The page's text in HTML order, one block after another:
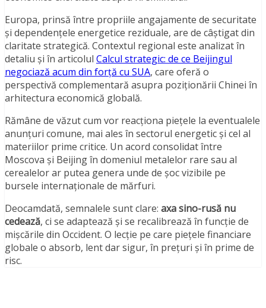
Europa, prinsă între propriile angajamente de securitate
și dependențele energetice reziduale, are de câștigat din
claritate strategică. Contextul regional este analizat în
detaliu și în articolul Calcul strategic: de ce Beijingul
negociază acum din forță cu SUA, care oferă o
perspectivă complementară asupra poziționării Chinei în
arhitectura economică globală.
Rămâne de văzut cum vor reacționa piețele la eventualele
anunțuri comune, mai ales în sectorul energetic și cel al
materiilor prime critice. Un acord consolidat între
Moscova și Beijing în domeniul metalelor rare sau al
cerealelor ar putea genera unde de șoc vizibile pe
bursele internaționale de mărfuri.
Deocamdată, semnalele sunt clare: axa sino-rusă nu
cedează, ci se adaptează și se recalibrează în funcție de
mișcările din Occident. O lecție pe care piețele financiare
globale o absorb, lent dar sigur, în prețuri și în prime de
risc.